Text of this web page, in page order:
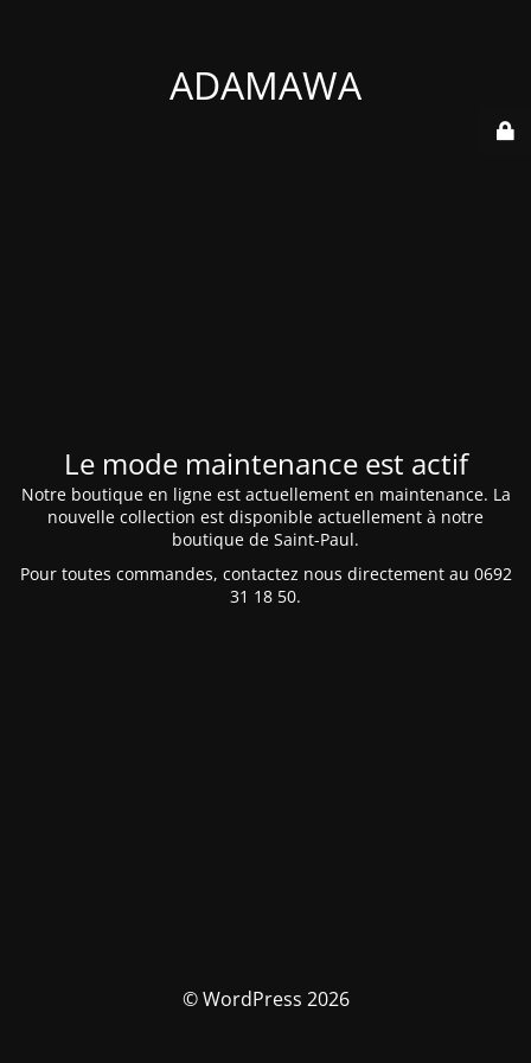
ADAMAWA
Le mode maintenance est actif
Notre boutique en ligne est actuellement en maintenance. La
nouvelle collection est disponible actuellement à notre
boutique de Saint-Paul.
Pour toutes commandes, contactez nous directement au 0692
31 18 50.
© WordPress 2026